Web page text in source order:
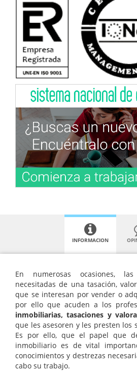
INFORMACION
En numerosas ocasiones,
necesitadas de una tasación,
que se interesan por vender o
por ello que acuden a los
inmobiliarias, tasaciones y
que les asesoren y les presten los
Es por ello, que el papel que
inmobiliario es de vital
conocimientos y destrezas
cabo su trabajo.